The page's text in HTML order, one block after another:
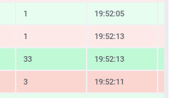
1 19:52:05
1 19:52:13
33 19:52:13
3 19:52:11